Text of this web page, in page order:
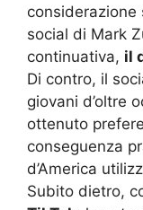
considerazione
social di Mark
continuativa, il
Di contro, il
giovani d’oltre
ottenuto
conseguenza
d’America
Subito dietro,